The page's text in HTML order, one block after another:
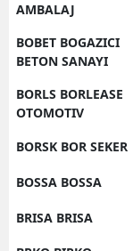
AMBALAJ
BOBET BOGAZICI
BETON SANAYI
BORLS BORLEASE
OTOMOTIV
BORSK BOR SEKER
BOSSA BOSSA
BRISA BRISA